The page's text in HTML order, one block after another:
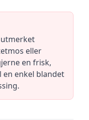
utmerket
eller
en frisk,
en enkel blandet